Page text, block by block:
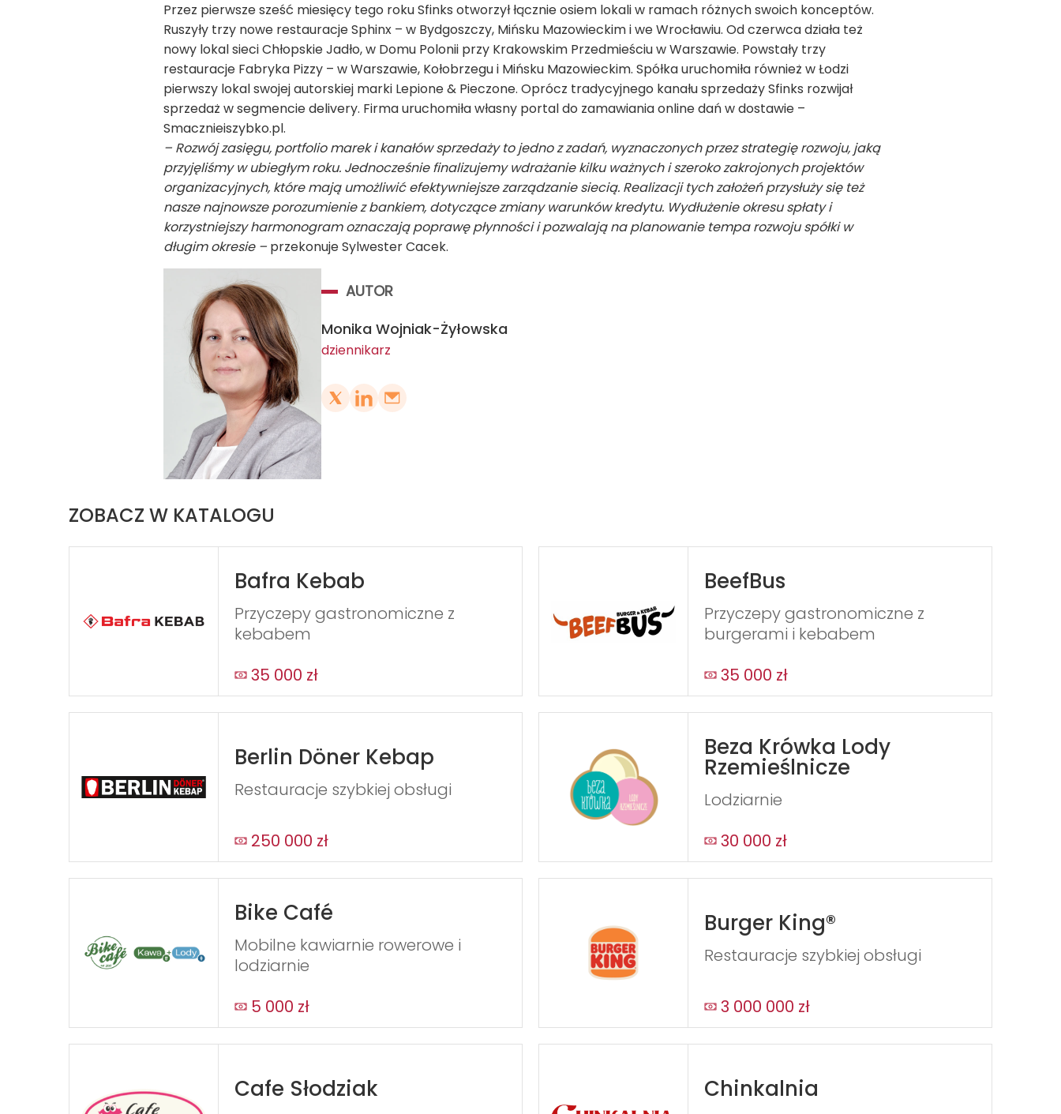
Przez pierwsze sześć miesięcy tego roku Sfinks otworzył łącznie osiem lokali w ramach różnych swoich konceptów.
Ruszyły trzy nowe restauracje Sphinx – w Bydgoszczy, Mińsku Mazowieckim i we Wrocławiu. Od czerwca działa też
nowy lokal sieci Chłopskie Jadło, w Domu Polonii przy Krakowskim Przedmieściu w Warszawie. Powstały trzy
restauracje Fabryka Pizzy – w Warszawie, Kołobrzegu i Mińsku Mazowieckim. Spółka uruchomiła również w Łodzi
pierwszy lokal swojej autorskiej marki Lepione & Pieczone. Oprócz tradycyjnego kanału sprzedaży Sfinks rozwijał
sprzedaż w segmencie delivery. Firma uruchomiła własny portal do zamawiania online dań w dostawie –
Smacznieiszybko.pl.
– Rozwój zasięgu, portfolio marek i kanałów sprzedaży to jedno z zadań, wyznaczonych przez strategię rozwoju, jaką
przyjęliśmy w ubiegłym roku. Jednocześnie finalizujemy wdrażanie kilku ważnych i szeroko zakrojonych projektów
organizacyjnych, które mają umożliwić efektywniejsze zarządzanie siecią. Realizacji tych założeń przysłuży się też
nasze najnowsze porozumienie z bankiem, dotyczące zmiany warunków kredytu. Wydłużenie okresu spłaty i
korzystniejszy harmonogram oznaczają poprawę płynności i pozwalają na planowanie tempa rozwoju spółki w
długim okresie – przekonuje Sylwester Cacek.
AUTOR
Monika Wojniak-Żyłowska
dziennikarz
ZOBACZ W KATALOGU
Bafra Kebab
Przyczepy gastronomiczne z
kebabem
35 000 zł
BeefBus
Przyczepy gastronomiczne z
burgerami i kebabem
35 000 zł
Berlin Döner Kebap
Restauracje szybkiej obsługi
250 000 zł
Beza Krówka Lody
Rzemieślnicze
Lodziarnie
30 000 zł
Bike Café
Mobilne kawiarnie rowerowe i
lodziarnie
5 000 zł
Burger King®
Restauracje szybkiej obsługi
3 000 000 zł
Cafe Słodziak Chinkalnia